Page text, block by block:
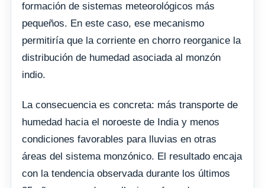
formación de sistemas meteorológicos más
pequeños. En este caso, ese mecanismo
permitiría que la corriente en chorro reorganice la
distribución de humedad asociada al monzón
indio.
La consecuencia es concreta: más transporte de
humedad hacia el noroeste de India y menos
condiciones favorables para lluvias en otras
áreas del sistema monzónico. El resultado encaja
con la tendencia observada durante los últimos